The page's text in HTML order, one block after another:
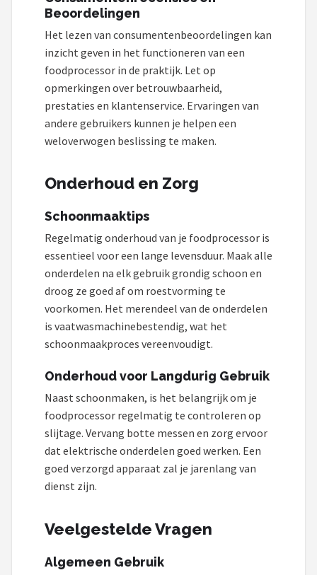
Beoordelingen
Het lezen van consumentenbeoordelingen kan
inzicht geven in het functioneren van een
foodprocessor in de praktijk. Let op
opmerkingen over betrouwbaarheid,
prestaties en klantenservice. Ervaringen van
andere gebruikers kunnen je helpen een
weloverwogen beslissing te maken.
Onderhoud en Zorg
Schoonmaaktips
Regelmatig onderhoud van je foodprocessor is
essentieel voor een lange levensduur. Maak alle
onderdelen na elk gebruik grondig schoon en
droog ze goed af om roestvorming te
voorkomen. Het merendeel van de onderdelen
is vaatwasmachinebestendig, wat het
schoonmaakproces vereenvoudigt.
Onderhoud voor Langdurig Gebruik
Naast schoonmaken, is het belangrijk om je
foodprocessor regelmatig te controleren op
slijtage. Vervang botte messen en zorg ervoor
dat elektrische onderdelen goed werken. Een
goed verzorgd apparaat zal je jarenlang van
dienst zijn.
Veelgestelde Vragen
Algemeen Gebruik